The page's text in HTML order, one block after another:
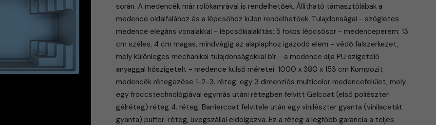
során. A medencék már rolókamrával is rendelhetőek. Állítható támasztólábak a
medence oldalfalához és a lépcsőhöz külön rendelhetőek. Tulajdonságai - szögletes
medence elegáns vonalakkal - lépcsőkialakítás: 5 fokos lépcsősor - medenceperem: 13
cm széles, 4 cm magas, mindvégig az alaplaphoz igazodó elem - védő falszerkezet,
mely különleges mechanikai tulajdonságokkal bír - a medence alja PU szigetelő
anyaggal hőszigetelt - medence külső méretei: 1000 x 380 x 153 cm Kompozit
medencék rétegezése 1-2-3. réteg: egy 3 dimenziós multicolor medencefelület, mely
egy fröccstechnológiával egymás utáni rétegben felvitt Gelcoat (első poliészter
gélréteg) réteg 4. réteg: Barriercoat felvitele után egy vinilészter gyanta (vinilacetát
gyanta) puffer-réteg, üvegszállal eldolgozva. Ez a réteg a legfőbb garancia a teljes